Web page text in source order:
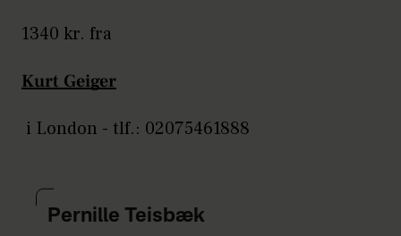
1340 kr. fra
Kurt Geiger
i London - tlf.: 02075461888
Pernille Teisbæk